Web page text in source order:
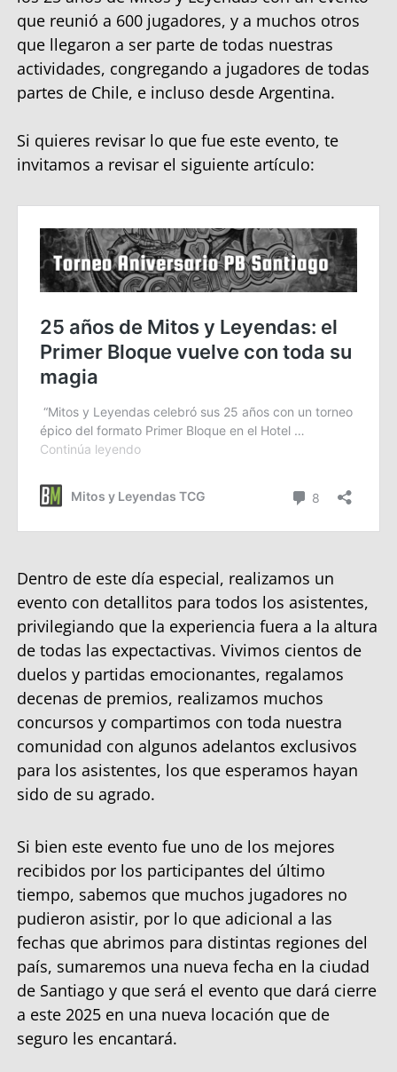
que reunió a 600 jugadores, y a muchos otros
que llegaron a ser parte de todas nuestras
actividades, congregando a jugadores de todas
partes de Chile, e incluso desde Argentina.
Si quieres revisar lo que fue este evento, te
invitamos a revisar el siguiente artículo:
Dentro de este día especial, realizamos un
evento con detallitos para todos los asistentes,
privilegiando que la experiencia fuera a la altura
de todas las expectactivas. Vivimos cientos de
duelos y partidas emocionantes, regalamos
decenas de premios, realizamos muchos
concursos y compartimos con toda nuestra
comunidad con algunos adelantos exclusivos
para los asistentes, los que esperamos hayan
sido de su agrado.
Si bien este evento fue uno de los mejores
recibidos por los participantes del último
tiempo, sabemos que muchos jugadores no
pudieron asistir, por lo que adicional a las
fechas que abrimos para distintas regiones del
país, sumaremos una nueva fecha en la ciudad
de Santiago y que será el evento que dará cierre
a este 2025 en una nueva locación que de
seguro les encantará.